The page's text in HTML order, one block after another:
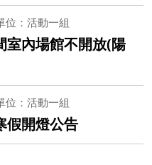
位：活動一組
室內場館不開放(陽
位：活動一組
假開燈公告